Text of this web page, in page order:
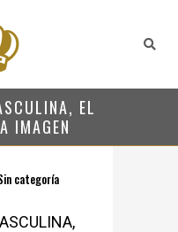
EL
IMAGEN
categoría